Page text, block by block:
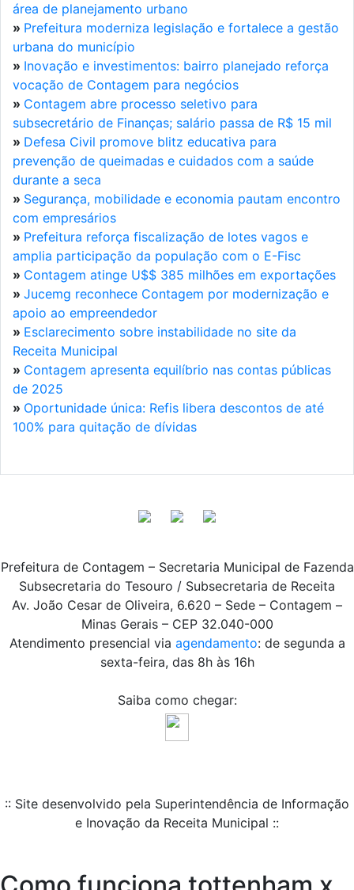
área de planejamento urbano
» Prefeitura moderniza legislação e fortalece a gestão
urbana do município
» Inovação e investimentos: bairro planejado reforça
vocação de Contagem para negócios
» Contagem abre processo seletivo para
subsecretário de Finanças; salário passa de R$ 15 mil
» Defesa Civil promove blitz educativa para
prevenção de queimadas e cuidados com a saúde
durante a seca
» Segurança, mobilidade e economia pautam encontro
com empresários
» Prefeitura reforça fiscalização de lotes vagos e
amplia participação da população com o E-Fisc
» Contagem atinge U$$ 385 milhões em exportações
» Jucemg reconhece Contagem por modernização e
apoio ao empreendedor
» Esclarecimento sobre instabilidade no site da
Receita Municipal
» Contagem apresenta equilíbrio nas contas públicas
de 2025
» Oportunidade única: Refis libera descontos de até
100% para quitação de dívidas
Prefeitura de Contagem – Secretaria Municipal de Fazenda
Subsecretaria do Tesouro / Subsecretaria de Receita
Av. João Cesar de Oliveira, 6.620 – Sede – Contagem –
Minas Gerais – CEP 32.040-000
Atendimento presencial via agendamento: de segunda a
sexta-feira, das 8h às 16h
Saiba como chegar:
:: Site desenvolvido pela Superintendência de Informação
e Inovação da Receita Municipal ::